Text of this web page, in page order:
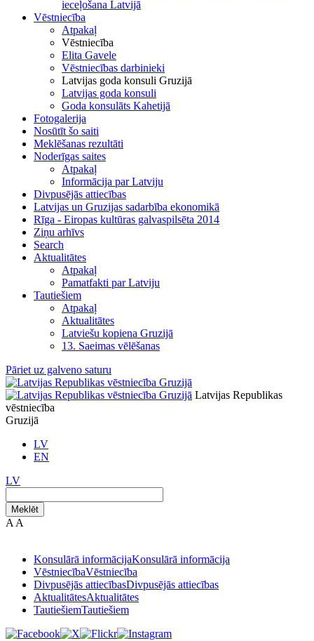
ieceļošana Latvijā
Vēstniecība
Atpakaļ
Vēstniecība
Elita Gavele
Vēstniecības darbinieki
Latvijas goda konsuli Gruzijā
Latvijas goda konsuli
Goda konsulāts Kahetijā
Fotogalerija
Nosūtīt šo saiti
Meklēšanas rezultāti
Noderīgas saites
Atpakaļ
Informācija par Latviju
Divpusējās attiecības
Latvijas un Gruzijas sadarbība ekonomikā
Rīga - Eiropas kultūras galvaspilsēta 2014
Ziņu arhīvs
Search
Aktualitātes
Atpakaļ
Pamatfakti par Latviju
Tautiešiem
Atpakaļ
Aktualitātes
Latviešu kopiena Gruzijā
13. Saeimas vēlēšanas
Pāriet uz galveno saturu
Latvijas Republikas
vēstniecība
Gruzijā
LV
EN
LV
Meklēt
A A
Konsulārā informācijaKonsulārā informācija
VēstniecībaVēstniecība
Divpusējās attiecībasDivpusējās attiecības
AktualitātesAktualitātes
TautiešiemTautiešiem